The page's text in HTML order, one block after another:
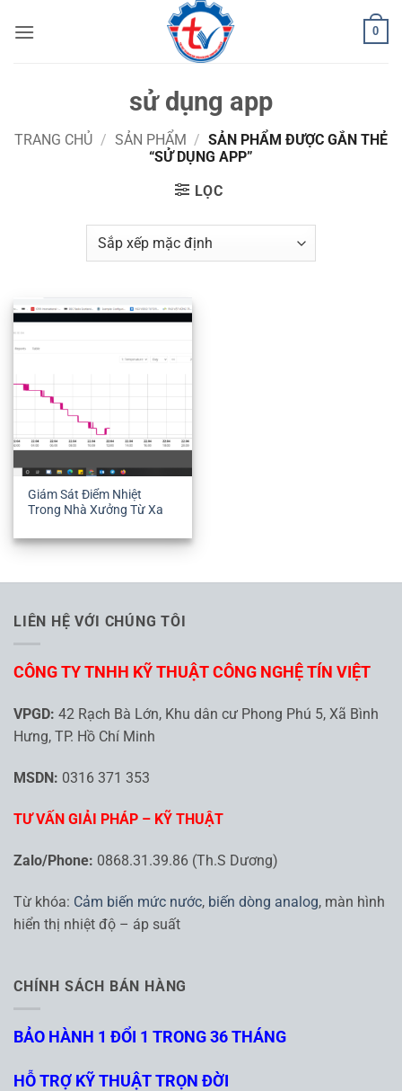
qua
0
sử dụng app
TRANG CHỦ / SẢN PHẨM / SẢN PHẨM ĐƯỢC GẮN THẺ
“SỬ DỤNG APP”
LỌC
Giám Sát Điểm Nhiệt
Trong Nhà Xưởng Từ Xa
LIÊN HỆ VỚI CHÚNG TÔI
CÔNG TY TNHH KỸ THUẬT CÔNG NGHỆ TÍN VIỆT
VPGD: 42 Rạch Bà Lớn, Khu dân cư Phong Phú 5, Xã Bình
Hưng, TP. Hồ Chí Minh
MSDN: 0316 371 353
TƯ VẤN GIẢI PHÁP – KỸ THUẬT
Zalo/Phone: 0868.31.39.86 (Th.S Dương)
Từ khóa: Cảm biến mức nước, biến dòng analog, màn hình
hiển thị nhiệt độ – áp suất
CHÍNH SÁCH BÁN HÀNG
BẢO HÀNH 1 ĐỔI 1 TRONG 36 THÁNG
HỖ TRỢ KỸ THUẬT TRỌN ĐỜI